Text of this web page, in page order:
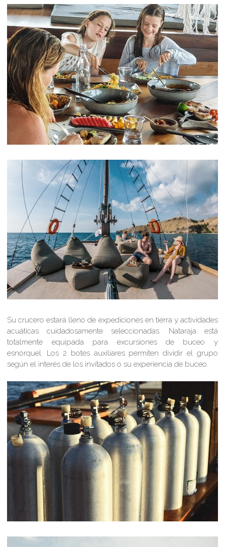
Su crucero estará lleno de expediciones en tierra y actividades
acuáticas cuidadosamente seleccionadas. Nataraja está
totalmente equipada para excursiones de buceo y
esnórquel. Los 2 botes auxiliares permiten dividir el grupo
según el interés de los invitados o su experiencia de buceo.